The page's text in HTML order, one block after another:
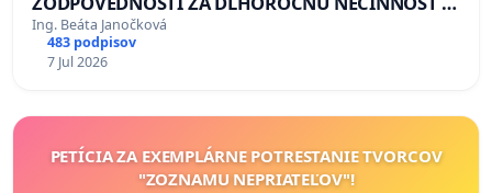
ZLYHANIE ŠTÁTU
Ing. Beáta Janočková
483 podpisov
7 Jul 2026
PETÍCIA ZA EXEMPLÁRNE POTRESTANIE TVORCOV
"ZOZNAMU NEPRIATEĽOV"!